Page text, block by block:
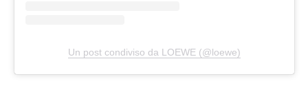
Un post condiviso da LOEWE (@loewe)